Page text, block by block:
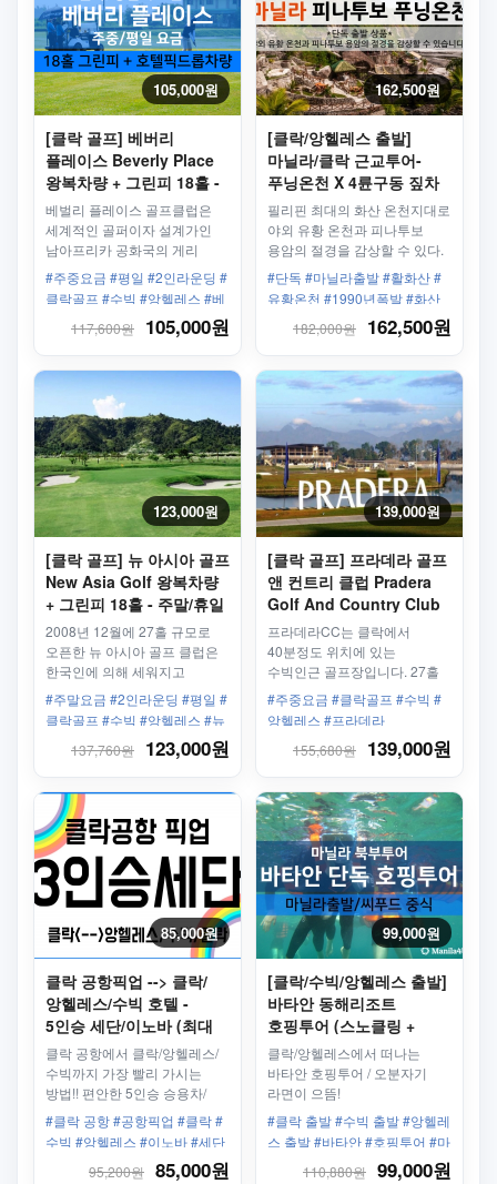
105,000원
[클락 골프] 베버리
플레이스 Beverly Place
왕복차량 + 그린피 18홀 -
주중/평일
베벌리 플레이스 골프클럽은
세계적인 골퍼이자 설계가인
남아프리카 공화국의 게리
플레이어(Gary Player)의
디자인으로 조성 되어졌는데
2009년에 9홀을 개장하여
운영하다 최근 9홀을 더
챔피언십의 골프 코스로 알려져
있습니다!
#주중요금 #평일 #2인라운딩 #
클락골프 #수빅 #앙헬레스 #베
버리플레이스 #왕복차량 #앙헬
레스골프
117,600원 105,000원
162,500원
[클락/앙헬레스 출발]
마닐라/클락 근교투어-
푸닝온천 X 4륜구동 짚차
일일투어
필리핀 최대의 화산 온천지대로
야외 유황 온천과 피나투보
용암의 절경을 감상할 수 있다.
온천욕 뿐만 아니라 화산재
찜질이 매력 포인트!
#단독 #마닐라출발 #활화산 #
유황온천 #1990년폭발 #화산
재 #온천욕 #4륜구동 #짚차
182,000원 162,500원
123,000원
[클락 골프] 뉴 아시아 골프
New Asia Golf 왕복차량
+ 그린피 18홀 - 주말/휴일
2008년 12월에 27홀 규모로
오픈한 뉴 아시아 골프 클럽은
한국인에 의해 세워지고
한국인에 의해 운영되고
있는만큼 필리핀속 한국인을
위한 최상골프 라운딩 및
서비스를 즐길수 있습니다
#주말요금 #2인라운딩 #평일 #
클락골프 #수빅 #앙헬레스 #뉴
137,760원 123,000원
139,000원
[클락 골프] 프라데라 골프
앤 컨트리 클럽 Pradera
Golf And Country Club
왕복차량 + 그린피 바우처
18홀 - 평일/주중
프라데라CC는 클락에서
40분정도 위치에 있는
수빅인근 골프장입니다. 27홀
플레이가 가능한 골프장입니다
#주중요금 #클락골프 #수빅 #
앙헬레스 #프라데라
155,680원
139,000원
85,000원
클락 공항픽업 --> 클락/
앙헬레스/수빅 호텔 -
5인승 세단/이노바 (최대
3인) + 기사
클락 공항에서 클락/앙헬레스/
수빅까지 가장 빨리 가시는
방법!! 편안한 5인승 승용차/
이노바 차량으로 공항에서
클락/앙헬레스/수빅 호텔까지
안전하게 도착하세요!
#클락 공항 #공항픽업 #클락 #
수빅 #앙헬레스 #이노바 #세단
#최대 7인 #11인승
95,200원 85,000원
99,000원
[클락/수빅/앙헬레스 출발]
바타안 동해리조트
호핑투어 (스노클링 +
선상낚시 + 보트 + 씨푸드
중식)
클락/앙헬레스에서 떠나는
바타안 호핑투어 / 오분자기
라면이 으뜸!
#클락 출발 #수빅 출발 #앙헬레
스 출발 #바타안 #호핑투어 #마
닐라호핑투어 #씨푸드중식 #동
110,880원 99,000원